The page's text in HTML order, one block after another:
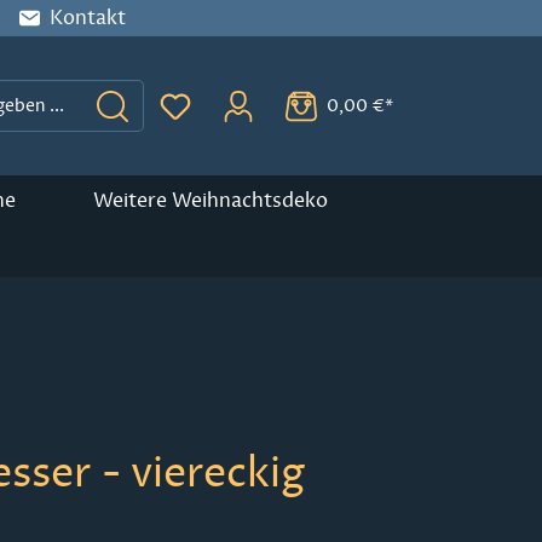
Kontakt
Du hast 0 Produkte auf dem
0,00 €*
Weitere Weihnachtsdeko
- viereckig